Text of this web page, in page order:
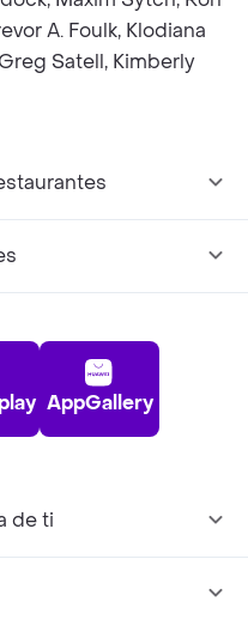
A. Foulk, Klodiana
Satell, Kimberly
AppGallery
de ti